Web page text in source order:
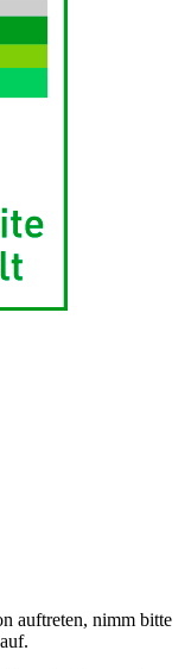
auftreten, nimm bitte